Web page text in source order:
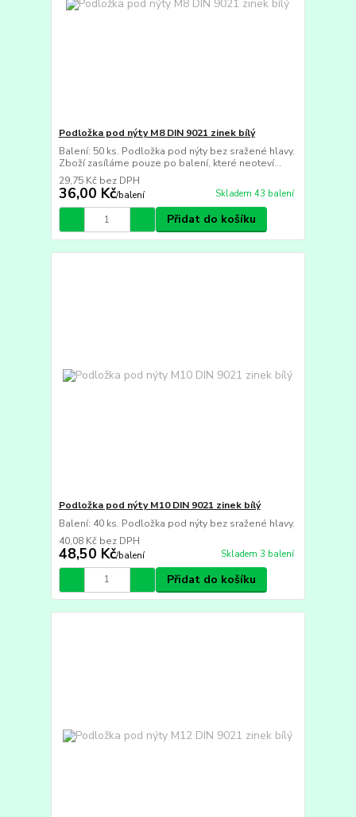
Podložka pod nýty M8 DIN 9021 zinek bílý
Balení: 50 ks. Podložka pod nýty bez sražené hlavy.
Zboží zasíláme pouze po balení, které neoteví...
36,00 Kč/balení
29,75 Kč bez DPH
Skladem 43 balení
Přidat do košíku
Podložka pod nýty M10 DIN 9021 zinek bílý
Balení: 40 ks. Podložka pod nýty bez sražené hlavy.
48,50 Kč/balení
40,08 Kč bez DPH
Skladem 3 balení
Přidat do košíku